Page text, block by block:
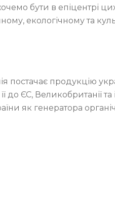
бути в епіцентрі
екологічному та
постачає продукцію
до ЄС, Великобританії та
як генератора